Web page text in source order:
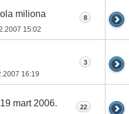
miliona
15:02
8
16:19
3
mart 2006. 22